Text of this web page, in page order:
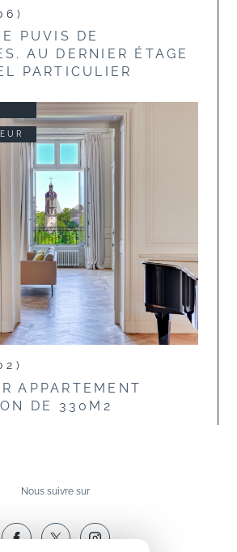
PUVIS DE
AU DERNIER ÉTAGE
PARTICULIER
APPARTEMENT
DE 330M2
Nous suivre sur